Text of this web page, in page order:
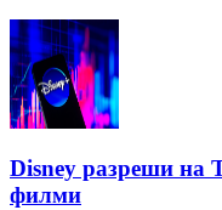
Disney разреши на
филми